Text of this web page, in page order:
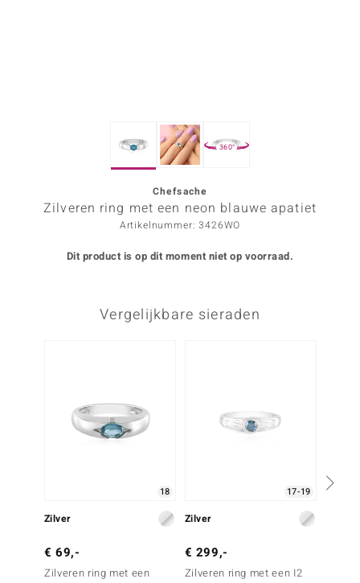
Collection
360°
Chefsache
Zilveren ring met een neon blauwe apatiet
Artikelnummer: 3426WO
Dit product is op dit moment niet op voorraad.
Vergelijkbare sieraden
18
Zilver
€ 69,-
Zilveren ring met een
17-19
Zilver
€ 299,-
Zilveren ring met een I2